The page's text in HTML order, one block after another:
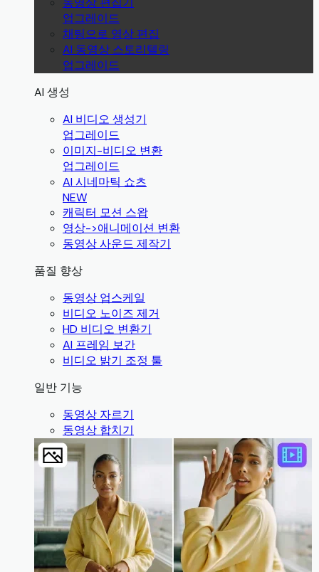
업그레이드
채팅으로 영상 편집
AI 동영상 스토리텔링
업그레이드
AI 생성
AI 비디오 생성기
업그레이드
이미지-비디오 변환
업그레이드
AI 시네마틱 쇼츠
NEW
캐릭터 모션 스왑
영상->애니메이션 변환
동영상 사운드 제작기
품질 향상
동영상 업스케일
비디오 노이즈 제거
HD 비디오 변환기
AI 프레임 보간
비디오 밝기 조정 툴
일반 기능
동영상 자르기
동영상 합치기